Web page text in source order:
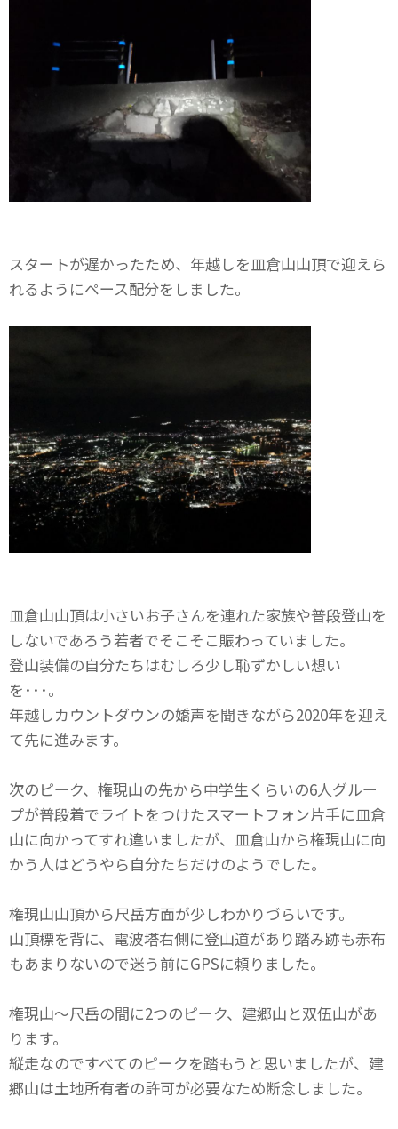
スタートが遅かったため、年越しを皿倉山山頂で迎えら
れるようにペース配分をしました。
皿倉山山頂は小さいお子さんを連れた家族や普段登山を
しないであろう若者でそこそこ賑わっていました。
登山装備の自分たちはむしろ少し恥ずかしい想い
を･･･。
年越しカウントダウンの嬌声を聞きながら2020年を迎え
て先に進みます。
次のピーク、権現山の先から中学生くらいの6人グルー
プが普段着でライトをつけたスマートフォン片手に皿倉
山に向かってすれ違いましたが、皿倉山から権現山に向
かう人はどうやら自分たちだけのようでした。
権現山山頂から尺岳方面が少しわかりづらいです。
山頂標を背に、電波塔右側に登山道があり踏み跡も赤布
もあまりないので迷う前にGPSに頼りました。
権現山～尺岳の間に2つのピーク、建郷山と双伍山があ
ります。
縦走なのですべてのピークを踏もうと思いましたが、建
郷山は土地所有者の許可が必要なため断念しました。